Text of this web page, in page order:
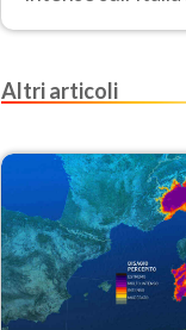
parziale e lieve
Altri articoli